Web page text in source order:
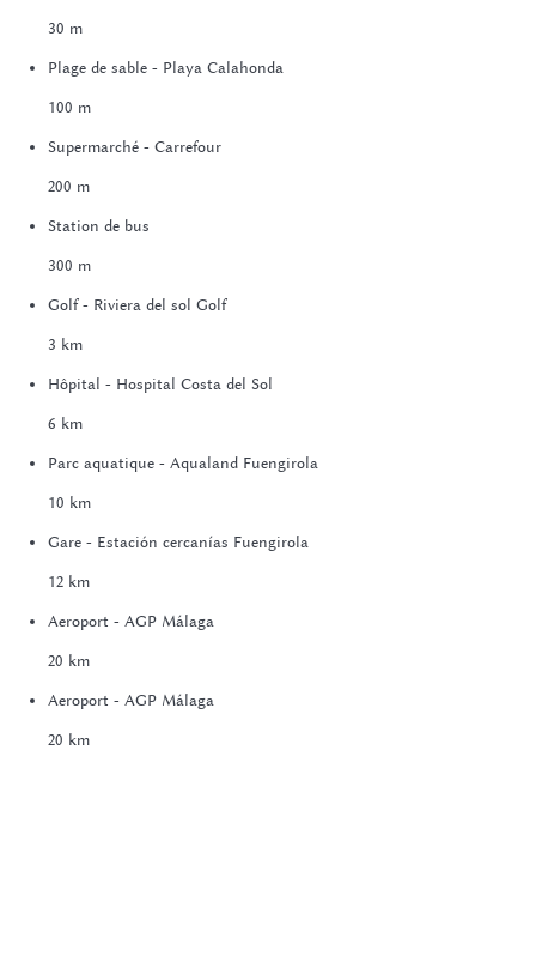
30 m
Plage de sable - Playa Calahonda
100 m
Supermarché - Carrefour
200 m
Station de bus
300 m
Golf - Riviera del sol Golf
3 km
Hôpital - Hospital Costa del Sol
6 km
Parc aquatique - Aqualand Fuengirola
10 km
Gare - Estación cercanías Fuengirola
12 km
Aeroport - AGP Málaga
20 km
Aeroport - AGP Málaga
20 km